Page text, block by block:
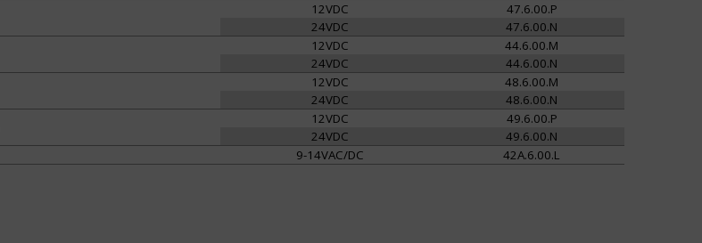
12VDC
47.6.00.P
24VDC
47.6.00.N
12VDC
44.6.00.M
24VDC
44.6.00.N
12VDC
48.6.00.M
24VDC
48.6.00.N
12VDC
49.6.00.P
24VDC
49.6.00.N
9-14VAC/DC 42A.6.00.L